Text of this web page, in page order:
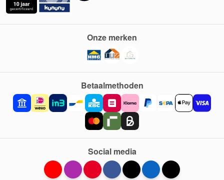
Betaalmethoden
Onze merken
Social media